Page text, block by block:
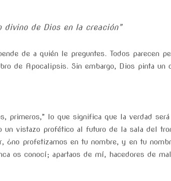
divino de Dios en la creación”
de a quién le preguntes. Todos parecen
de Apocalipsis. Sin embargo, Dios pinta un
primeros,” lo que significa que la verdad
un vistazo profético al futuro de la sala del
¿no profetizamos en tu nombre, y en tu
os conocí; apartaos de mí, hacedores de